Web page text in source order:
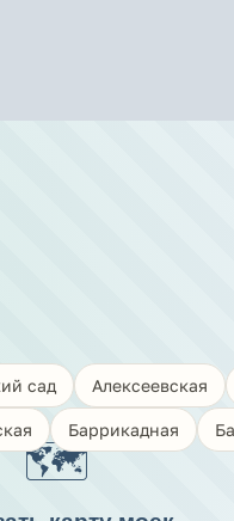
🗺️
сад Алексеевская
Баррикадная